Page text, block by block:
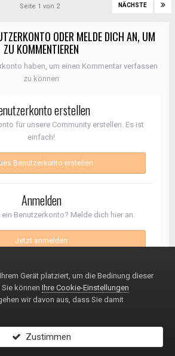
NÄCHSTE
Seite 1 von 2
ODER MELDE DICH AN, UM
ZU KOMMENTIEREN
haben, um einen Kommentar verfassen
zu können
erstellen
für unsere Community erstellen. Es ist
einfach!
Benutzerkonto erstellen
Anmelden
Benutzerkonto? Melde dich hier an.
Jetzt anmelden
Folgen diesem Inhalt
Gerät platziert, um die Bedinung dieser
können Ihre Cookie-Einstellungen
wir davon aus, dass Sie damit
Zustimmen